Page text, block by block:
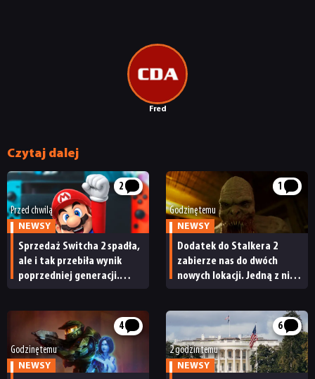
Fred
Czytaj dalej
2
Przed chwilą
NEWSY
Sprzedaż Switcha 2 spadła,
ale i tak przebiła wynik
poprzedniej generacji.
1
Godzinę temu
NEWSY
Dodatek do Stalkera 2
zabierze nas do dwóch
nowych lokacji. Jedną z nich
4
Godzinę temu
NEWSY
6
2 godzin temu
NEWSY